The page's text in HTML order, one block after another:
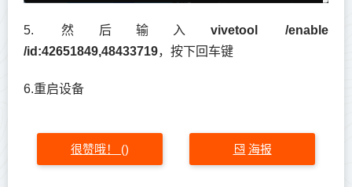
5. 然后输入 vivetool /enable
/id:42651849,48433719，按下回车键
6.重启设备
很赞哦！ () 海报